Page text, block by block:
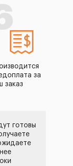
за
заказ
готовы